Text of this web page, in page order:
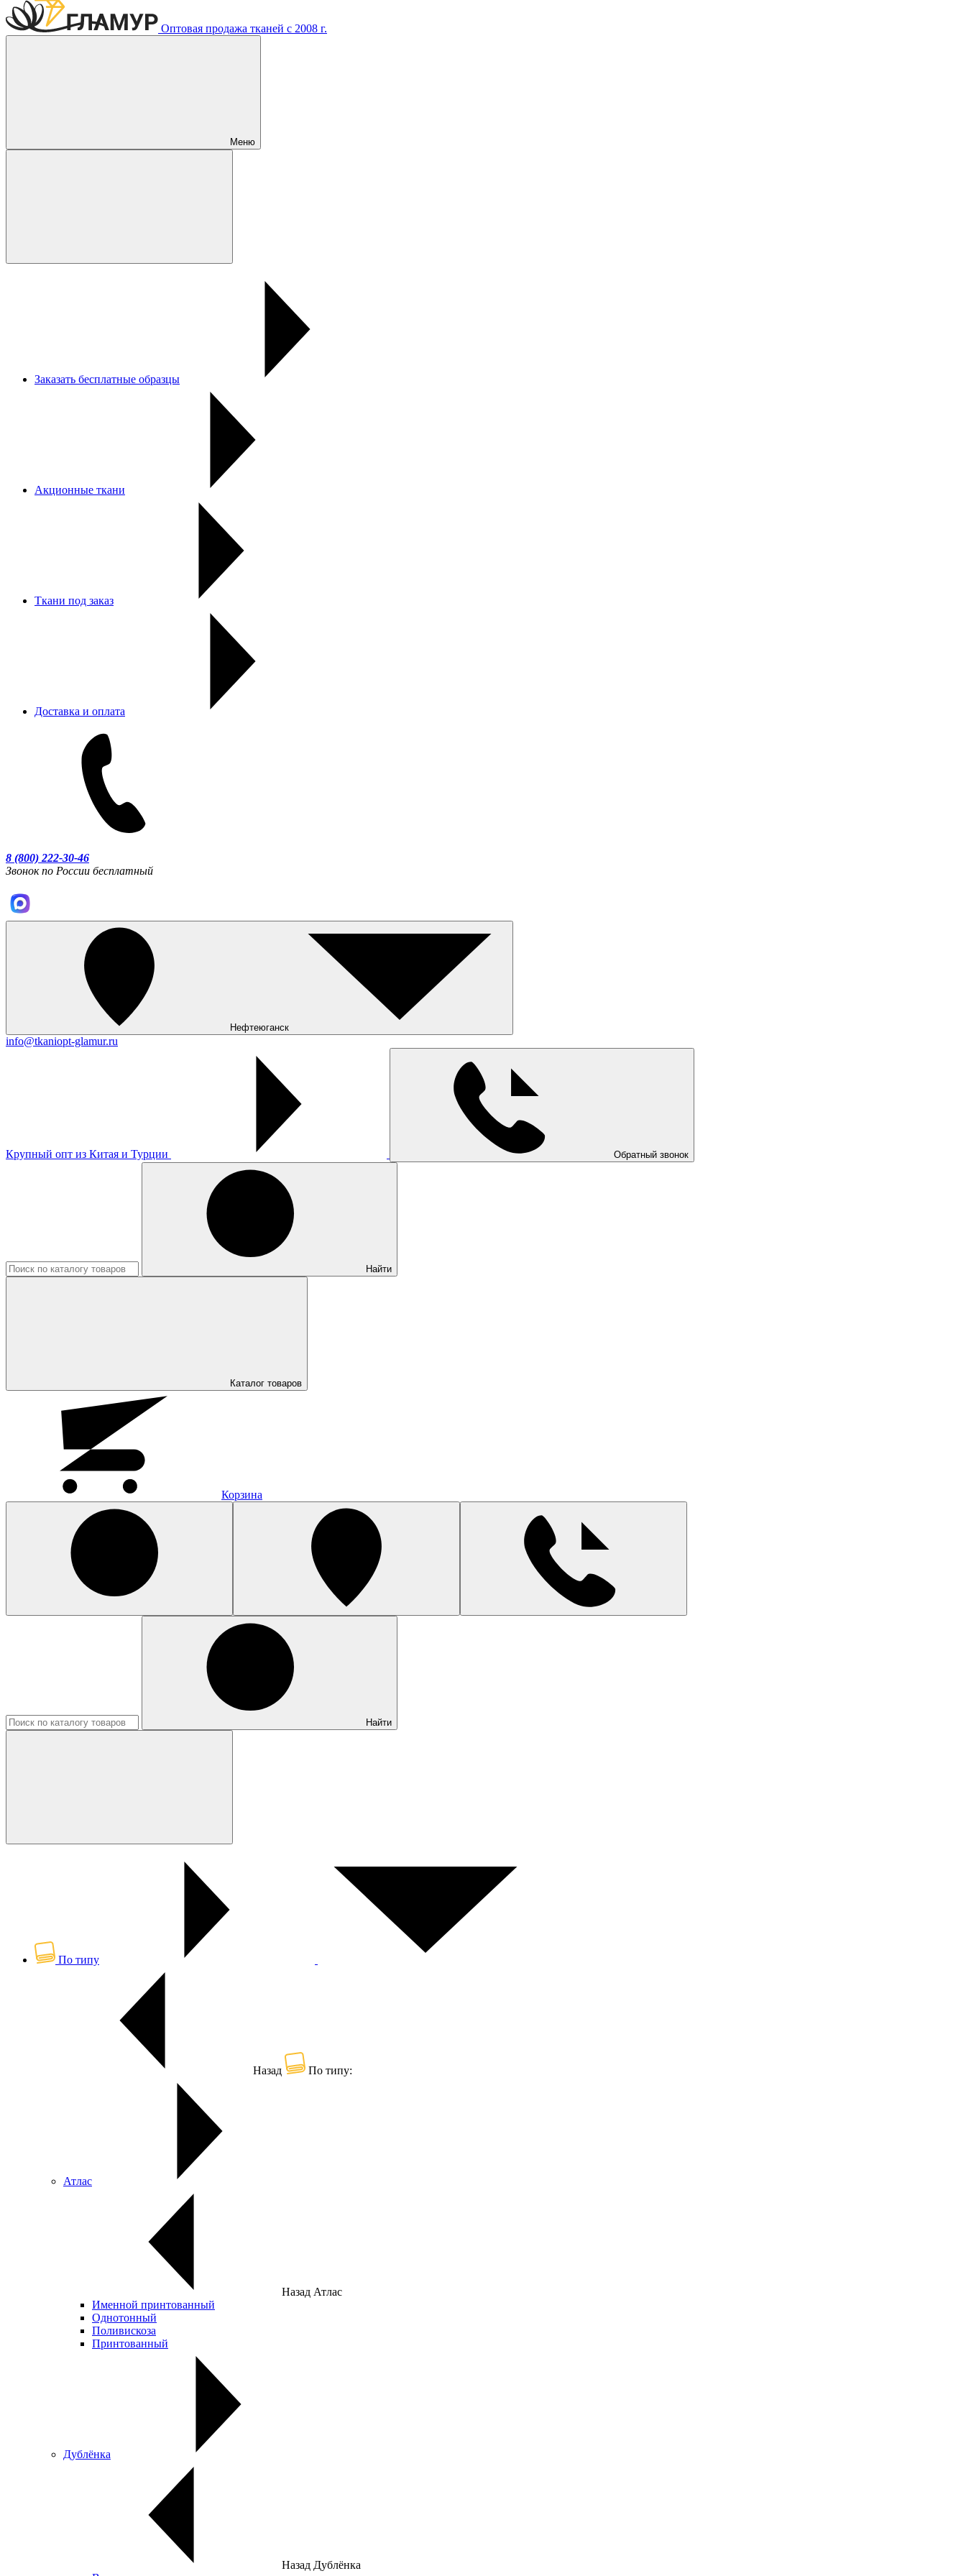
Оптовая продажа тканей с 2008 г.
Меню
Заказать бесплатные образцы
Акционные ткани
Ткани под заказ
Доставка и оплата
8 (800) 222-30-46
Звонок по России бесплатный
Нефтеюганск
info@tkaniopt-glamur.ru
Крупный опт из Китая и Турции Обратный звонок
Найти
Каталог товаров
Корзина
Найти
По типу
Назад По типу:
Атлас
Назад Атлас
Именной принтованный
Однотонный
Поливискоза
Принтованный
Дублёнка
Назад Дублёнка